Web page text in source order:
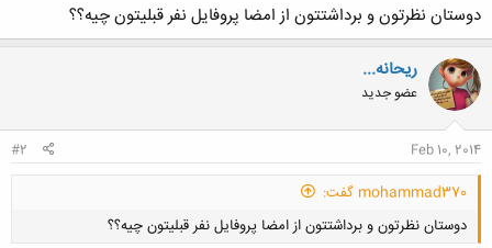
م
و
ض
و
ع
دوستان نظرتون و برداشتتون از امضا پروفایل نفر قبلیتون چیه؟؟
ریحانه...
عضو جدید
Feb 10, 2014
#2
mohammad370 گفت:
دوستان نظرتون و برداشتتون از امضا پروفایل نفر قبلیتون چیه؟؟